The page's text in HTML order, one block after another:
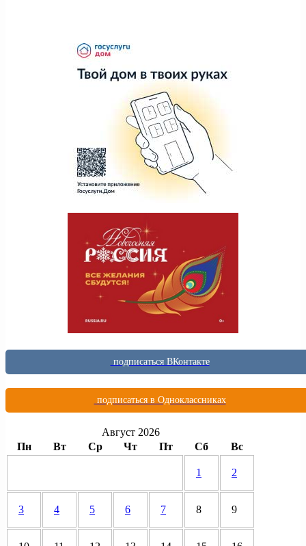
подписаться ВКонтакте
подписаться в Одноклассниках
Август 2026
Пн
Вт Ср Чт Пт Сб Вс
1 2
3 4 5 6 7 8 9